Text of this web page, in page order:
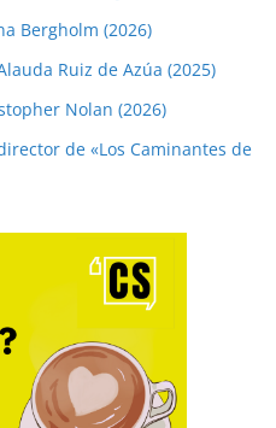
Bergholm (2026)
Ruiz de Azúa (2025)
Nolan (2026)
de «Los Caminantes de